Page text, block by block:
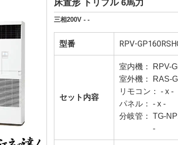
床置形 トリプル 6馬力
三相200V - -
型番 RPV-
セット内容
室内機： RPV-
室外機： RAS-
リモコン： - x -
パネル： - x -
分岐管： TG-
-